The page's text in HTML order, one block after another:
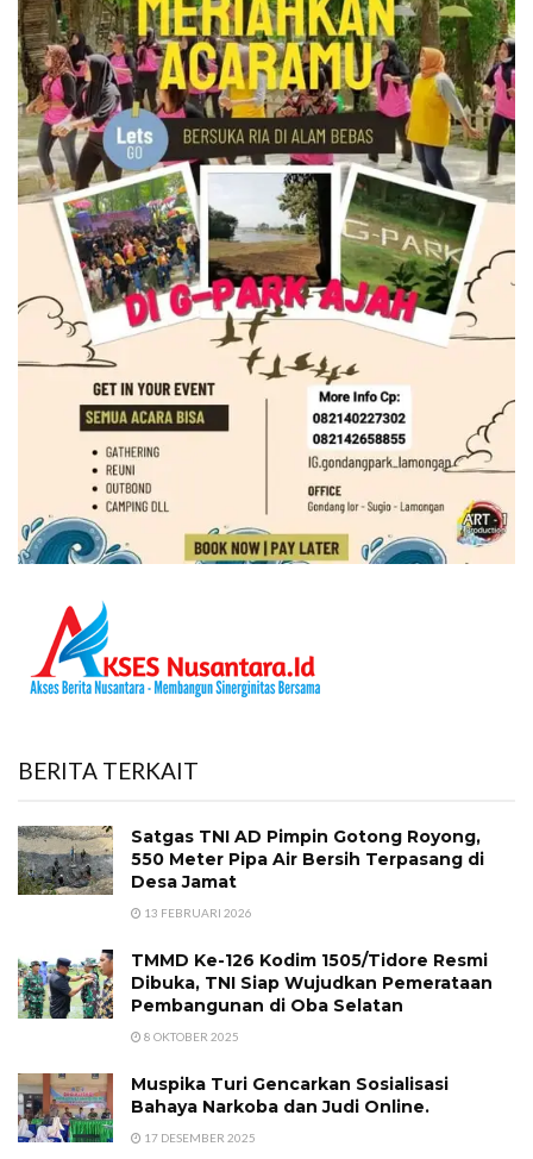
BERITA TERKAIT
Satgas TNI AD Pimpin Gotong Royong,
550 Meter Pipa Air Bersih Terpasang di
Desa Jamat
13 FEBRUARI 2026
TMMD Ke-126 Kodim 1505/Tidore Resmi
Dibuka, TNI Siap Wujudkan Pemerataan
Pembangunan di Oba Selatan
8 OKTOBER 2025
Muspika Turi Gencarkan Sosialisasi
Bahaya Narkoba dan Judi Online.
17 DESEMBER 2025